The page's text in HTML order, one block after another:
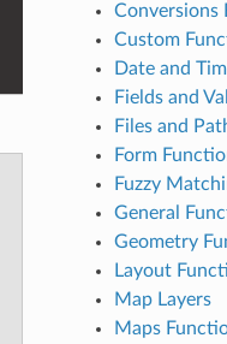
Conversions
Custom
Date and
Fields and
Files and
Form
Fuzzy
General
Geometry
Layout
Map Layers
Maps